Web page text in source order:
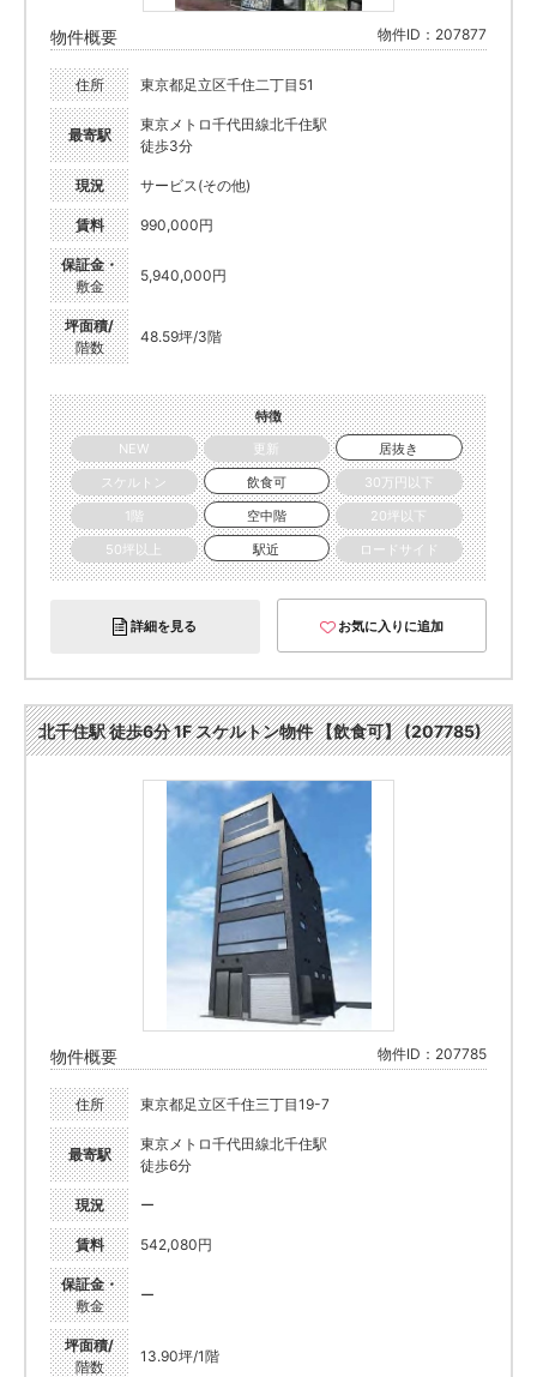
物件概要 物件ID：207877
住所 東京都足立区千住二丁目51
最寄駅
東京メトロ千代田線北千住駅
徒歩3分
現況 サービス(その他)
賃料 990,000円
保証金・
敷金
5,940,000円
坪面積/
階数
48.59坪/3階
特徴
NEW
更新
居抜き
スケルトン
飲食可
30万円以下
1階
空中階
20坪以下
50坪以上
駅近 ロードサイド
詳細を見る お気に入りに追加
北千住駅 徒歩6分 1F スケルトン物件 【飲食可】 (207785)
物件概要 物件ID：207785
住所 東京都足立区千住三丁目19-7
最寄駅
東京メトロ千代田線北千住駅
徒歩6分
現況 ー
賃料 542,080円
保証金・
敷金
ー
坪面積/
階数
13.90坪/1階